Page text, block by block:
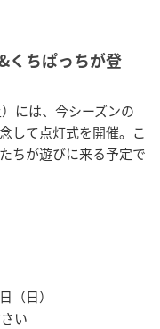
くちぱっちが登
には、今シーズンの
して点灯式を開催。こ
ちが遊びに来る予定で
（日）
い